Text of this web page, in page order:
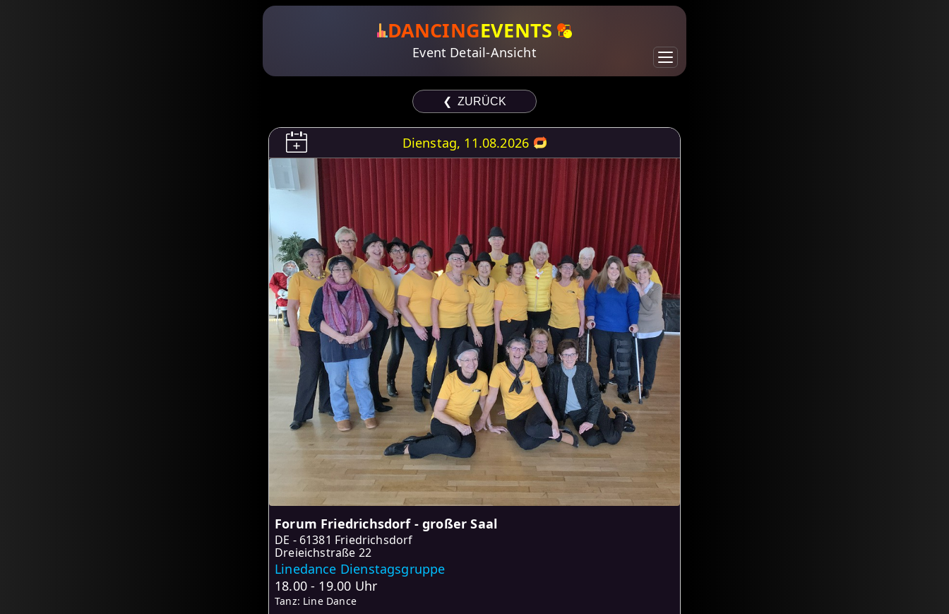
DANCINGEVENTS
Event Detail-Ansicht
❮ ZURÜCK
Dienstag, 11.08.2026
Forum Friedrichsdorf - großer Saal
DE
61381 Friedrichsdorf
Dreieichstraße 22
Linedance Dienstagsgruppe
18.00 - 19.00 Uhr
Tanz: Line Dance